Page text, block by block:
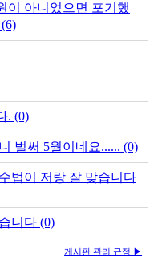
이 아니었으면 포기했
. (0)
벌써 5월이네요...... (0)
법이 저랑 잘 맞습니다
니다 (0)
게시판 관리 규정 ▶